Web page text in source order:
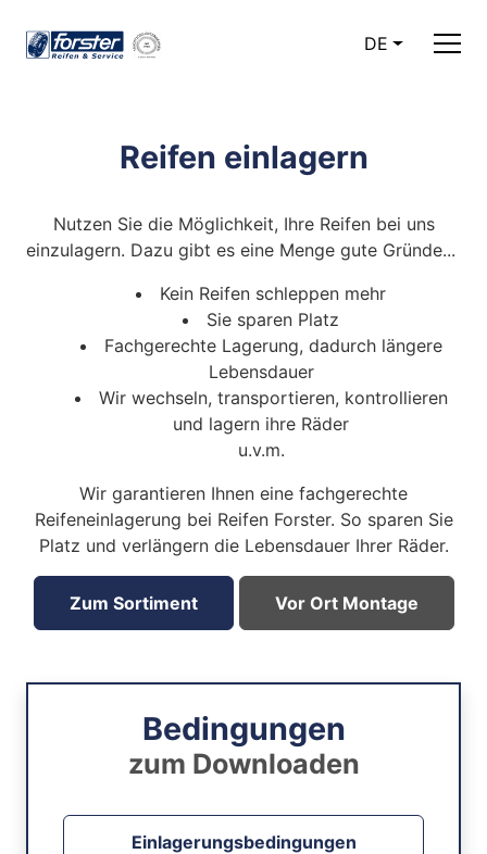
DE
Reifen einlagern
Nutzen Sie die Möglichkeit, Ihre Reifen bei uns
einzulagern. Dazu gibt es eine Menge gute Gründe...
Kein Reifen schleppen mehr
Sie sparen Platz
Fachgerechte Lagerung, dadurch längere
Lebensdauer
Wir wechseln, transportieren, kontrollieren
und lagern ihre Räder
u.v.m.
Wir garantieren Ihnen eine fachgerechte
Reifeneinlagerung bei Reifen Forster. So sparen Sie
Platz und verlängern die Lebensdauer Ihrer Räder.
Zum Sortiment Vor Ort Montage
Bedingungen
zum Downloaden
Einlagerungsbedingungen